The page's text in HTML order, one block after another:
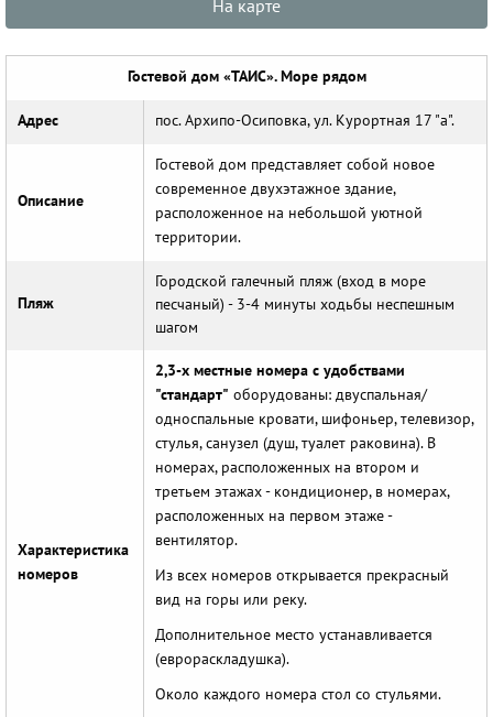
На карте
Гостевой дом «ТАИС». Море рядом
Адрес пос. Архипо-Осиповка, ул. Курортная 17 "а".
Описание
Гостевой дом представляет собой новое
современное двухэтажное здание,
расположенное на небольшой уютной
территории.
Пляж
Городской галечный пляж (вход в море
песчаный) - 3-4 минуты ходьбы неспешным
шагом
Характеристика
номеров
2,3-х местные номера с удобствами
"стандарт" оборудованы: двуспальная/
односпальные кровати, шифоньер, телевизор,
стулья, санузел (душ, туалет раковина). В
номерах, расположенных на втором и
третьем этажах - кондиционер, в номерах,
расположенных на первом этаже -
вентилятор.
Из всех номеров открывается прекрасный
вид на горы или реку.
Дополнительное место устанавливается
(еврораскладушка).
Около каждого номера стол со стульями.